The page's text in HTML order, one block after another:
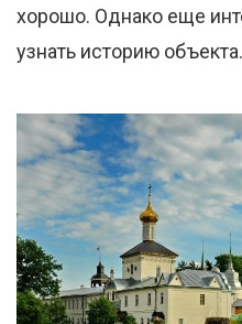
хорошо. Однако еще
узнать историю объекта.